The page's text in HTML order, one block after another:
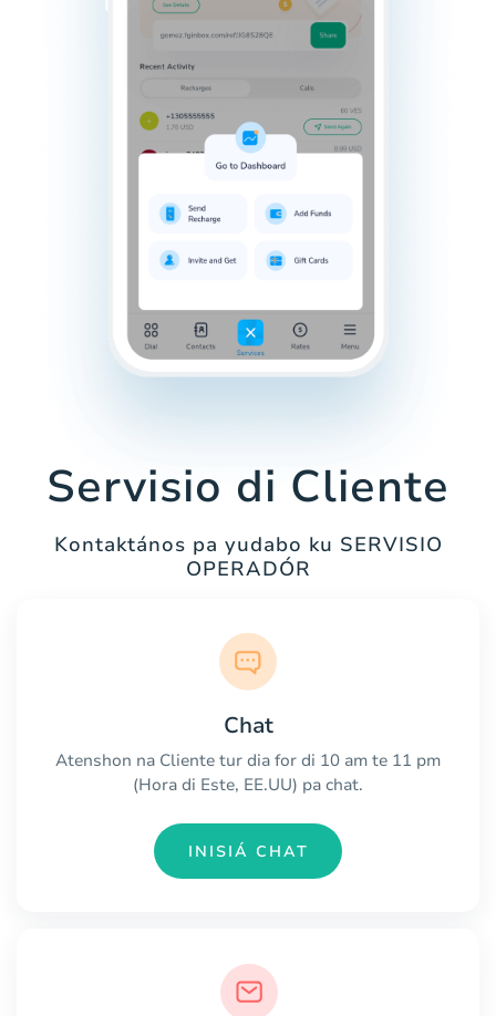
Servisio di Cliente
Kontaktános pa yudabo ku SERVISIO
OPERADÓR
Chat
Atenshon na Cliente tur dia for di 10 am te 11 pm
(Hora di Este, EE.UU) pa chat.
INISIÁ CHAT